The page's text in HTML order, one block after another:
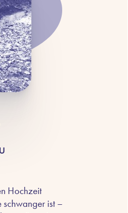
Hochzeit
schwanger ist –